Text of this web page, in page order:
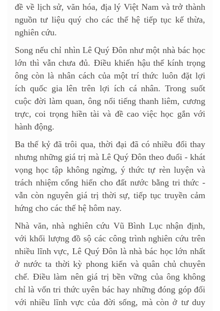
đề về lịch sử, văn hóa, địa lý Việt Nam và trở thành
nguồn tư liệu quý cho các thế hệ tiếp tục kế thừa,
nghiên cứu.
Song nếu chỉ nhìn Lê Quý Đôn như một nhà bác học
lớn thì vẫn chưa đủ. Điều khiến hậu thế kính trọng
ông còn là nhân cách của một trí thức luôn đặt lợi
ích quốc gia lên trên lợi ích cá nhân. Trong suốt
cuộc đời làm quan, ông nổi tiếng thanh liêm, cương
trực, coi trọng hiền tài và đề cao việc học gắn với
hành động.
Ba thế kỷ đã trôi qua, thời đại đã có nhiều đổi thay
nhưng những giá trị mà Lê Quý Đôn theo đuổi - khát
vọng học tập không ngừng, ý thức tự rèn luyện và
trách nhiệm cống hiến cho đất nước bằng tri thức -
vẫn còn nguyên giá trị thời sự, tiếp tục truyền cảm
hứng cho các thế hệ hôm nay.
Nhà văn, nhà nghiên cứu Vũ Bình Lục nhận định,
với khối lượng đồ sộ các công trình nghiên cứu trên
nhiều lĩnh vực, Lê Quý Đôn là nhà bác học lớn nhất
ở nước ta thời kỳ phong kiến và quân chủ chuyên
chế. Điều làm nên giá trị bền vững của ông không
chỉ là vốn tri thức uyên bác hay những đóng góp đối
với nhiều lĩnh vực của đời sống, mà còn ở tư duy